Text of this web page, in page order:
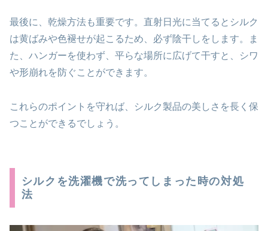
最後に、乾燥方法も重要です。直射日光に当てるとシルク
は黄ばみや色褪せが起こるため、必ず陰干しをします。ま
た、ハンガーを使わず、平らな場所に広げて干すと、シワ
や形崩れを防ぐことができます。
これらのポイントを守れば、シルク製品の美しさを長く保
つことができるでしょう。
シルクを洗濯機で洗ってしまった時の対処
法